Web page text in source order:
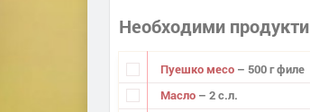
Необходими продукти
Пуешко месо – 500 г филе
Масло – 2 с.л.